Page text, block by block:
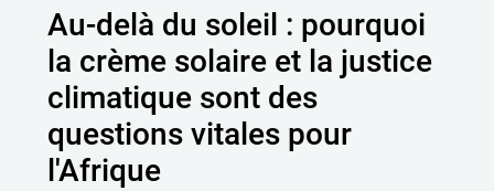
Au-delà du soleil : pourquoi
la crème solaire et la justice
climatique sont des
questions vitales pour
l'Afrique